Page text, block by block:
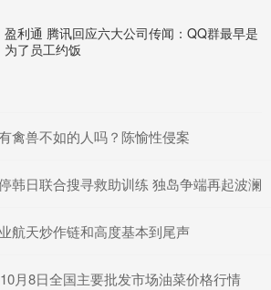
盈利通 腾讯回应六大公司传闻：QQ群最早是
为了员工约饭
禽兽不如的人吗？陈愉性侵案
韩日联合搜寻救助训练 独岛争端再起波澜
航天炒作链和高度基本到尾声
月8日全国主要批发市场油菜价格行情